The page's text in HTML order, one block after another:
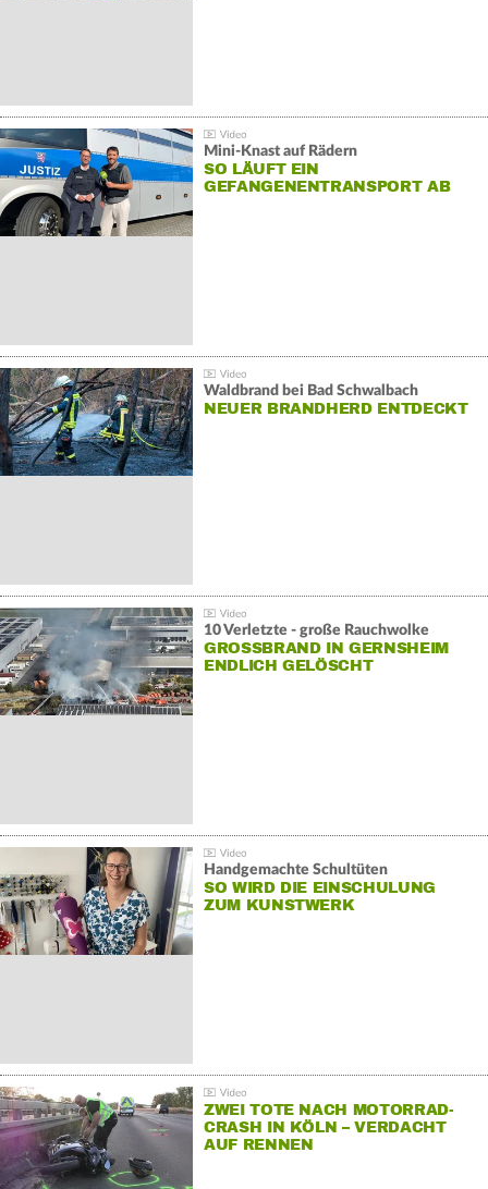
Mini-Knast auf Rädern
SO LÄUFT EIN
GEFANGENENTRANSPORT AB
Waldbrand bei Bad Schwalbach
NEUER BRANDHERD ENTDECKT
10 Verletzte - große Rauchwolke
GROSSBRAND IN GERNSHEIM E
NDLICH GELÖSCHT
Handgemachte Schultüten
SO WIRD DIE EINSCHULUNG
ZUM KUNSTWERK
ZWEI TOTE NACH MOTORRAD-
CRASH IN KÖLN – VERDACHT
AUF RENNEN